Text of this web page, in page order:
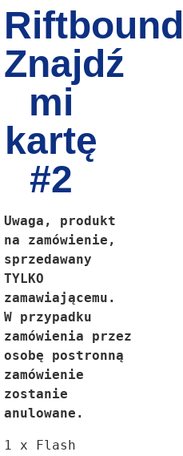
Znajdź
mi
kartę
#2
Uwaga, produkt
na zamówienie,
sprzedawany
TYLKO
zamawiającemu.
W przypadku
zamówienia przez
osobę postronną
zamówienie
zostanie
anulowane.
1 x Flash